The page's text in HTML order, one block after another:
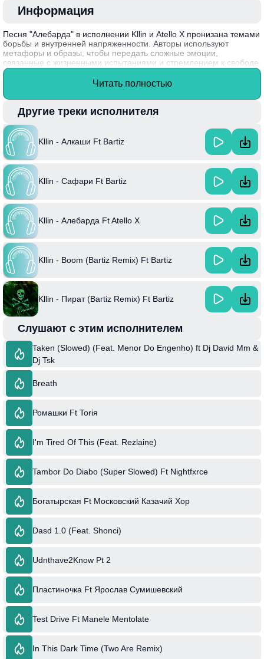
Информация
Песня "Алебарда" в исполнении Kllin и Atello X пронизана темами
борьбы и внутренней напряженности. Авторы используют
метафоры и образы, чтобы передать сложные эмоции,
связанные с жизненными испытаниями и стремлением к свободе.
Музыкальный ритм усиливает ощущение динамики, заставляя
слушателя задуматься о своих собственных трудностях и
Kllin, известный своей уникальной манерой исполнения, создает
атмосферу, в которой каждый может найти отражение своих
чувств. Песня была написана в период активного творческого
поиска, что добавляет ей глубины и искренности.
Читать полностью
Другие треки исполнителя
Kllin - Алкаши Ft Bartiz
Kllin - Сафари Ft Bartiz
Kllin - Алебарда Ft Atello X
Kllin - Boom (Bartiz Remix) Ft Bartiz
Kllin - Пират (Bartiz Remix) Ft Bartiz
Слушают с этим исполнителем
Taken (Slowed) (Feat. Menor Do Engenho) ft Dj David Mm &
Dj Tsk
Breath
Ромашки Ft Toriя
I'm Tired Of This (Feat. Rezlaine)
Tambor Do Diabo (Super Slowed) Ft Nightfxrce
Богатырская Ft Московский Казачий Хор
Dasd 1.0 (Feat. Shonci)
Udnthave2Know Pt 2
Пластиночка Ft Ярослав Сумишевский
Test Drive Ft Manele Mentolate
In This Dark Time (Two Are Remix)